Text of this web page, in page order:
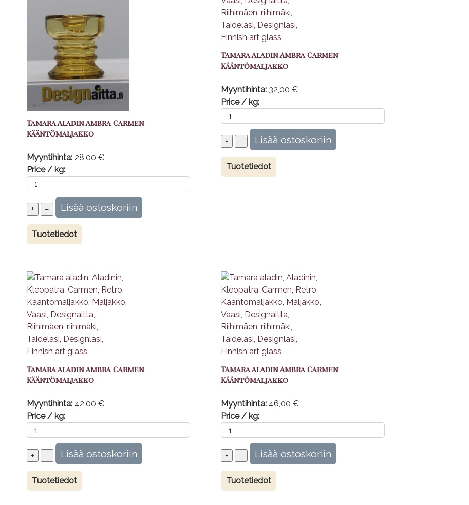
Tamara Aladin Ambra Carmen
Kääntömaljakko
Myyntihinta: 28,00 €
Price / kg:
Tuotetiedot
Tamara Aladin Ambra Carmen
Kääntömaljakko
Myyntihinta: 32,00 €
Price / kg:
Tuotetiedot
Tamara Aladin Ambra Carmen
Kääntömaljakko
Myyntihinta: 42,00 €
Price / kg:
Tuotetiedot
Tamara Aladin Ambra Carmen
Kääntömaljakko
Myyntihinta: 46,00 €
Price / kg:
Tuotetiedot